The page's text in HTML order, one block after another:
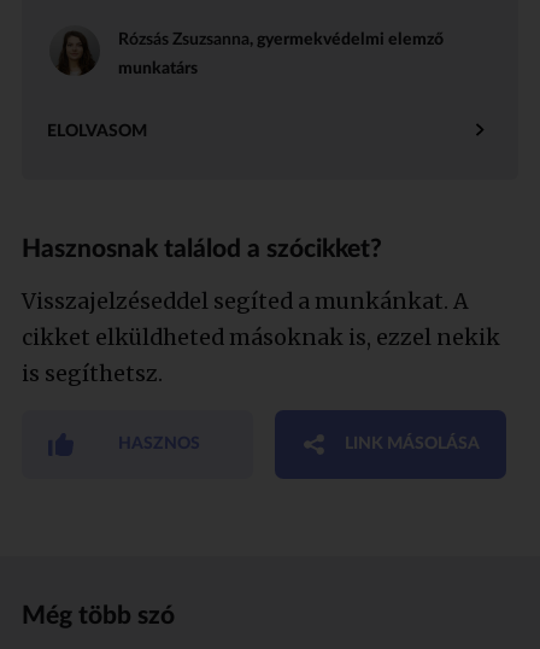
Rózsás Zsuzsanna, gyermekvédelmi elemző
munkatárs
ELOLVASOM
Hasznosnak találod a szócikket?
Visszajelzéseddel segíted a munkánkat. A
cikket elküldheted másoknak is, ezzel nekik
is segíthetsz.
HASZNOS LINK MÁSOLÁSA
Még több szó